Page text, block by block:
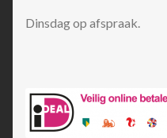
Dinsdag op afspraak.